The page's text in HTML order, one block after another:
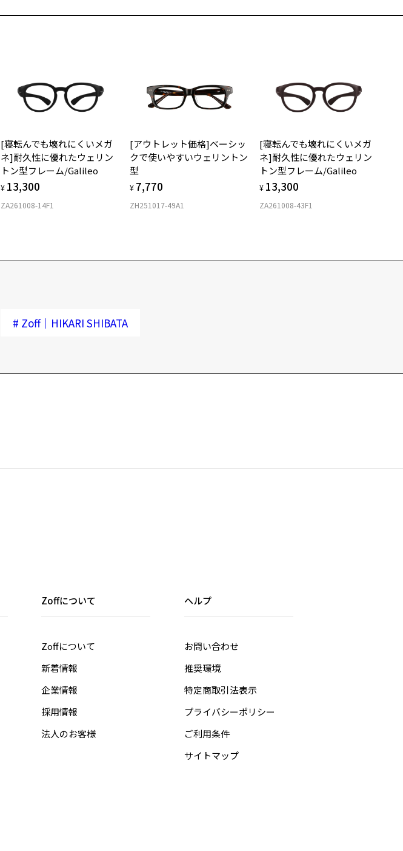
[寝転んでも壊れにくいメガ
ネ]耐久性に優れたウェリン
トン型フレーム/Galileo
¥ 13,300
ZA261008-14F1
[アウトレット価格]ベーシッ
クで使いやすいウェリントン
型
¥ 7,770
ZH251017-49A1
[寝転んでも壊れにくいメガ
ネ]耐久性に優れたウェリン
トン型フレーム/Galileo
¥ 13,300
ZA261008-43F1
# Zoff｜HIKARI SHIBATA
Zoffについて
Zoffについて
新着情報
企業情報
採用情報
法人のお客様
ヘルプ
お問い合わせ
推奨環境
特定商取引法表示
プライバシーポリシー
ご利用条件
サイトマップ